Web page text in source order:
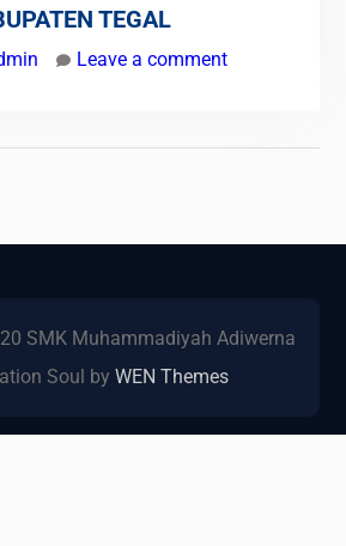
TEGAL
Leave a comment
SMK Muhammadiyah Adiwerna
Soul byWEN Themes